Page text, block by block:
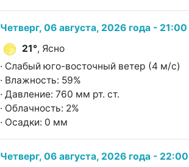
Четверг, 06 августа, 2026 года - 21:00
21°, Ясно
· Слабый юго-восточный ветер (4 м/с)
· Влажность: 59%
· Давление: 760 мм рт. ст.
· Облачность: 2%
· Осадки: 0 мм
Четверг, 06 августа, 2026 года - 22:00